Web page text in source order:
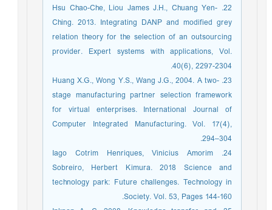
22. Hsu Chao-Che, Liou James J.H., Chuang Yen-
Ching. 2013. Integrating DANP and modified grey
relation theory for the selection of an outsourcing
provider. Expert systems with applications, Vol.
40(6), 2297-2304.
23. Huang X.G., Wong Y.S., Wang J.G., 2004. A two-
stage manufacturing partner selection framework
for virtual enterprises. International Journal of
Computer Integrated Manufacturing. Vol. 17(4),
294–304.
24. Iago Cotrim Henriques, Vinicius Amorim
Sobreiro, Herbert Kimura. 2018 Science and
technology park: Future challenges. Technology in
Society. Vol. 53, Pages 144-160.